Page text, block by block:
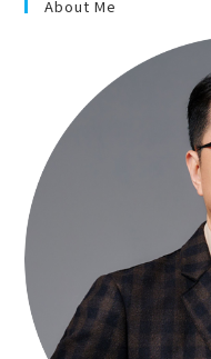
About Me